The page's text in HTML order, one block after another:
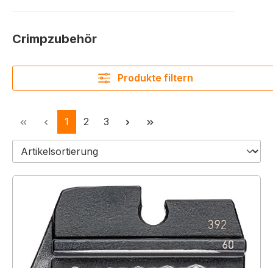
Crimpzubehör
Produkte filtern
Seite
1 Seite
2 Seite
3